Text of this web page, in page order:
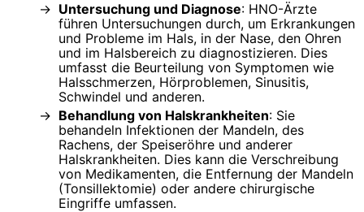
Untersuchung und Diagnose: HNO-Ärzte
führen Untersuchungen durch, um Erkrankungen
und Probleme im Hals, in der Nase, den Ohren
und im Halsbereich zu diagnostizieren. Dies
umfasst die Beurteilung von Symptomen wie
Halsschmerzen, Hörproblemen, Sinusitis,
Schwindel und anderen.
Behandlung von Halskrankheiten: Sie
behandeln Infektionen der Mandeln, des
Rachens, der Speiseröhre und anderer
Halskrankheiten. Dies kann die Verschreibung
von Medikamenten, die Entfernung der Mandeln
(Tonsillektomie) oder andere chirurgische
Eingriffe umfassen.